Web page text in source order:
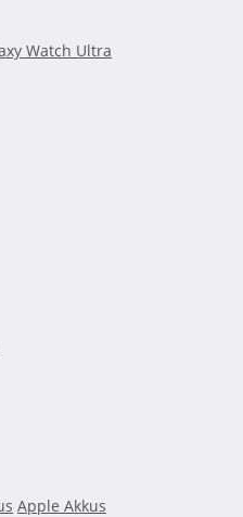
Watch Ultra
Apple Akkus